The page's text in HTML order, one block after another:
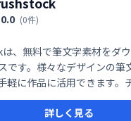
0.0 (0件)
、無料で筆文字素材をダ
です。様々なデザインの筆
軽に作品に活用できます。
イトなど、幅広い用途でご
詳しく見る